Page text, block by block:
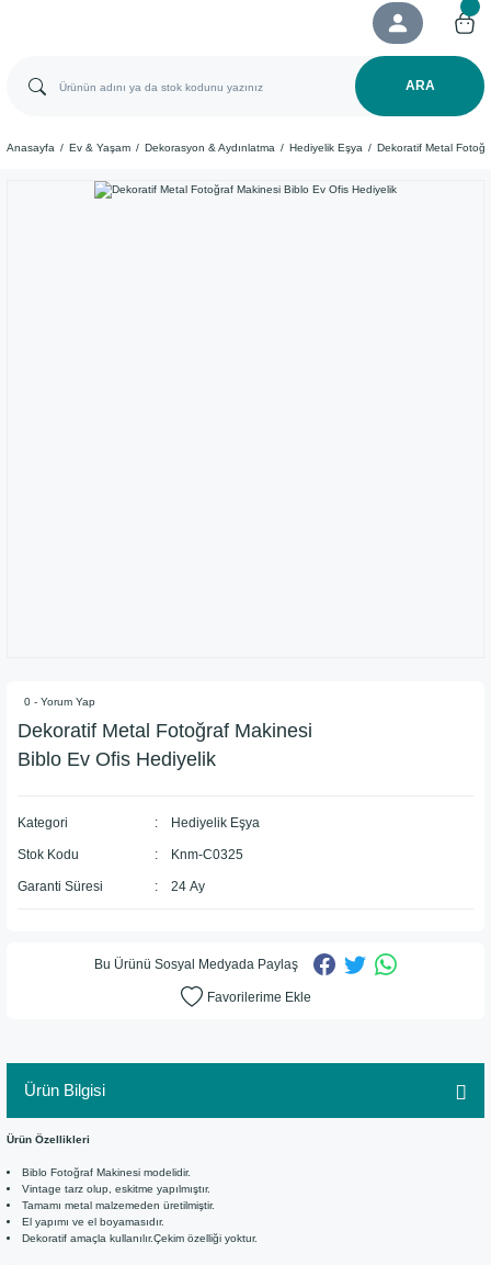
ARA
Anasayfa Ev & Yaşam Dekorasyon & Aydınlatma Hediyelik Eşya Dekoratif Metal
0 - Yorum Yap
Dekoratif Metal Fotoğraf Makinesi
Biblo Ev Ofis Hediyelik
Kategori Hediyelik Eşya
Stok Kodu Knm-C0325
Garanti Süresi 24 Ay
Bu Ürünü Sosyal Medyada Paylaş
Ürün Bilgisi
Ürün Özellikleri
Biblo Fotoğraf Makinesi modelidir.
Vintage tarz olup, eskitme yapılmıştır.
Tamamı metal malzemeden üretilmiştir.
El yapımı ve el boyamasıdır.
Dekoratif amaçla kullanılır.Çekim özelliği yoktur.